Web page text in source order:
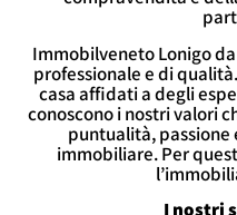
Immobilveneto Lonigo
professionale e di
casa affidati a degli
conoscono i nostri valori
puntualità, passione
immobiliare. Per
I nostri